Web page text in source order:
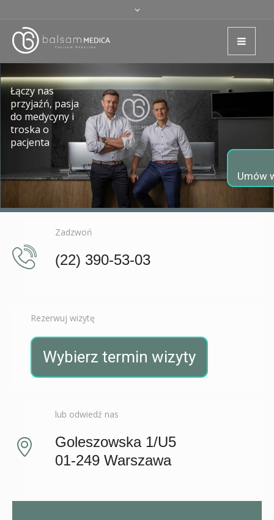
Łączy nas
przyjaźń, pasja
do medycyny i
troska o
pacjenta
Zadzwoń
(22) 390-53-03
Rezerwuj wizytę
Wybierz termin wizyty
lub odwiedź nas
Goleszowska 1/U5
01-249 Warszawa
Umów